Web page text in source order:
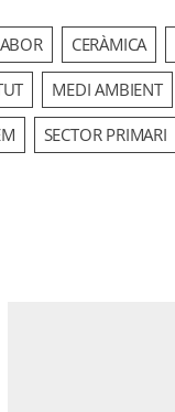
CERÀMICA
MEDI AMBIENT
SECTOR PRIMARI